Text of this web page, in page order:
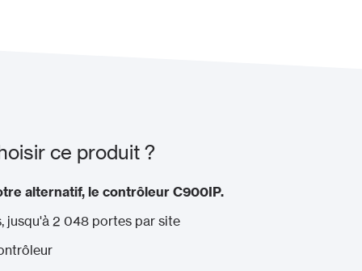
ce produit ?
alternatif, le contrôleur C900IP.
jusqu'à 2 048 portes par site